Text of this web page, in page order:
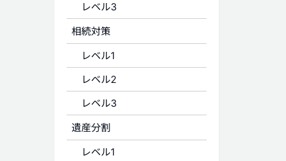
レベル3
相続対策
レベル1
レベル2
レベル3
遺産分割
レベル1